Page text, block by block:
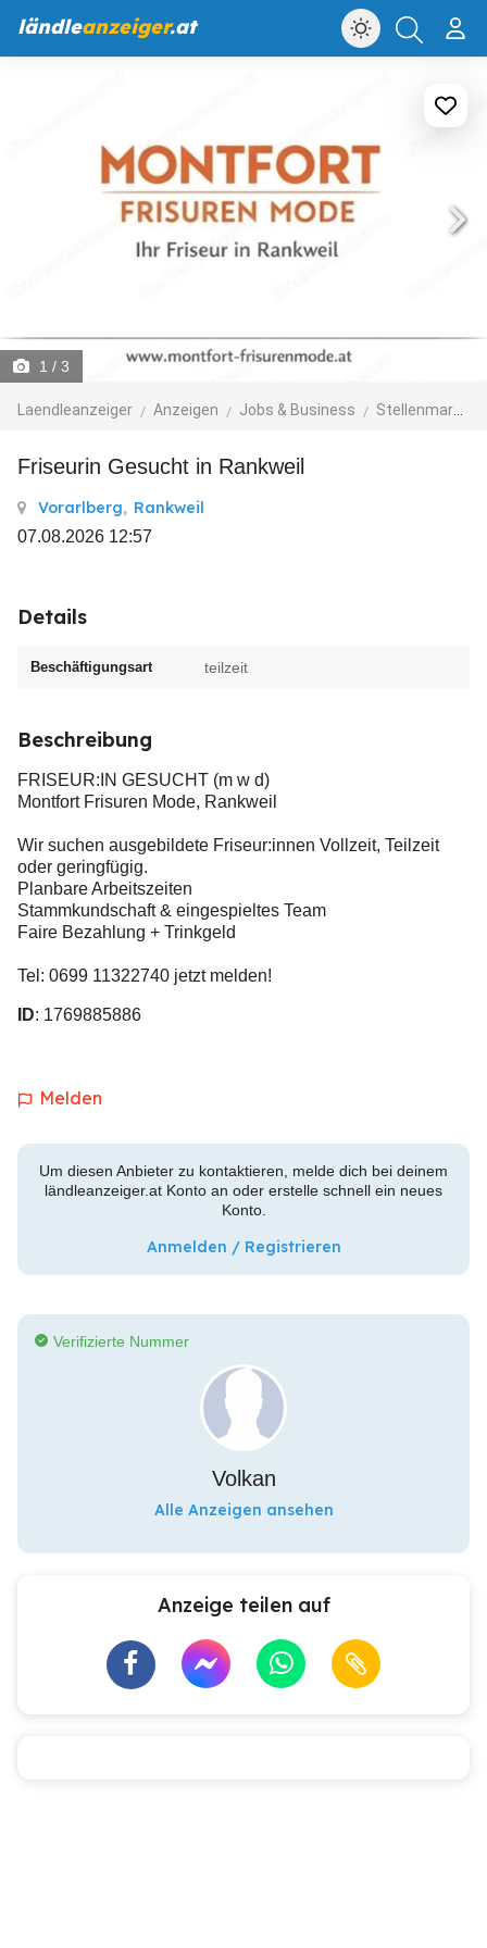
ländleanzeiger.at
1 / 3
Laendleanzeiger Anzeigen Jobs & Business Stellenmarkt
Friseurin Gesucht in Rankweil
Vorarlberg, Rankweil
07.08.2026 12:57
Details
Beschäftigungsart teilzeit
Beschreibung
FRISEUR:IN GESUCHT (m w d)
Montfort Frisuren Mode, Rankweil
Wir suchen ausgebildete Friseur:innen Vollzeit, Teilzeit
oder geringfügig.
Planbare Arbeitszeiten
Stammkundschaft & eingespieltes Team
Faire Bezahlung + Trinkgeld
Tel: 0699 11322740 jetzt melden!
ID: 1769885886
Melden
Um diesen Anbieter zu kontaktieren, melde dich bei deinem
ländleanzeiger.at Konto an oder erstelle schnell ein neues
Konto.
Anmelden / Registrieren
Verifizierte Nummer
Volkan
Alle Anzeigen ansehen
Anzeige teilen auf